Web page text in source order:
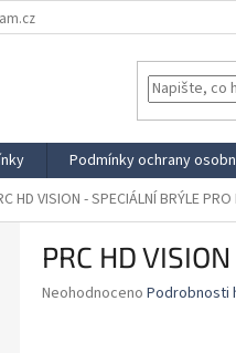
Podmínky ochrany
HD VISION - SPECIÁLNÍ BRÝLE
PRC HD
Průměrné
Neohodnoceno Podrobnosti